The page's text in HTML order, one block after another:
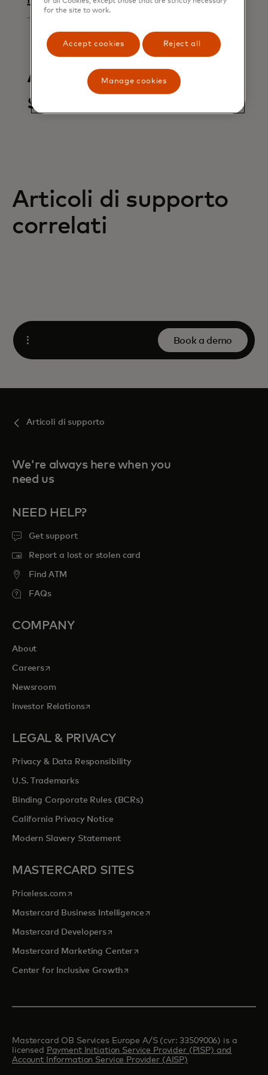
Articoli in questa
sezione
Articoli di supporto
correlati
Open
Book a demo
Articoli di supporto
We're always here when you
need us
NEED HELP?
Get support
Report a lost or stolen card
Find ATM
FAQs
COMPANY
About
Careersopens in a new tab
Newsroom
Investor Relationsopens in a new tab
LEGAL & PRIVACY
Privacy & Data Responsibility
U.S. Trademarks
Binding Corporate Rules (BCRs)
California Privacy Notice
Modern Slavery Statement
MASTERCARD SITES
Priceless.com opens in a new tab
Mastercard Business Intelligenceopens in a new tab
Mastercard Developersopens in a new tab
Mastercard Marketing Centeropens in a new tab
Center for Inclusive Growthopens in a new tab
Mastercard OB Services Europe A/S (cvr: 33509006) is a
licensed Payment Initiation Service Provider (PISP) and
Account Information Service Provider (AISP)
for the site to work.
Accept cookies Reject all
Manage cookies